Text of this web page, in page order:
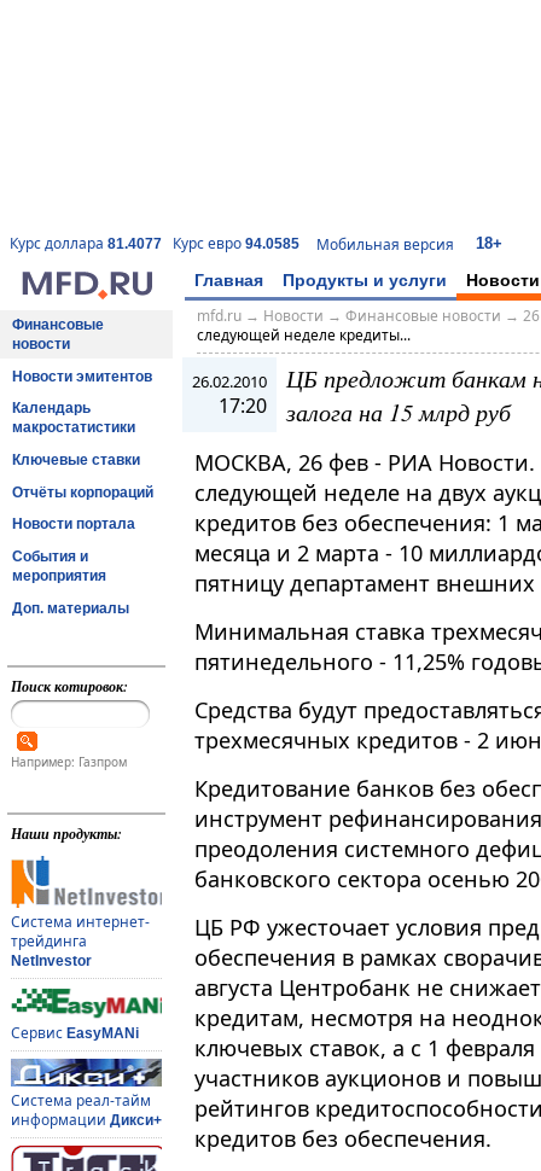
Курс доллара 81.4077 Курс евро 94.0585 Мобильная версия 18+
Главная Продукты и услуги Новости
Финансовые
новости
Новости эмитентов
Календарь
макростатистики
Ключевые ставки
Отчёты корпораций
Новости портала
События и
мероприятия
Доп. материалы
Поиск котировок:
Например: Газпром
Наши продукты:
Система интернет-
трейдинга
NetInvestor
Сервис EasyMANi
Система реал-тайм
информации Дикси+
mfd.ru→ Новости → Финансовые новости →
следующей неделе кредиты...
26.02.2010
17:20
ЦБ предложит банкам
залога на 15 млрд руб
МОСКВА, 26 фев - РИА
следующей неделе на двух
кредитов без обеспечения: 1
месяца и 2 марта - 10
пятницу департамент
Минимальная ставка
пятинедельного - 11,25%
Средства будут
трехмесячных кредитов - 2
Кредитование банков без
инструмент
преодоления системного
банковского сектора осенью
ЦБ РФ ужесточает условия
обеспечения в рамках
августа Центробанк не
кредитам, несмотря на
ключевых ставок, а с 1
участников аукционов и
рейтингов
кредитов без обеспечения.